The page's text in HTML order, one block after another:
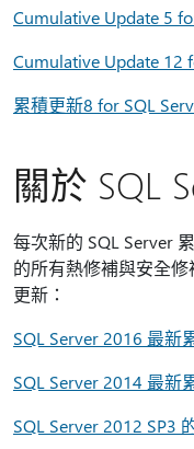
Cumulative Update 5
Cumulative Update 12
累積更新8 for SQL
關於 SQL
每次新的 SQL Server
的所有熱修補與安全
更新：
SQL Server 2016 最新
SQL Server 2014 最新
SQL Server 2012 SP3